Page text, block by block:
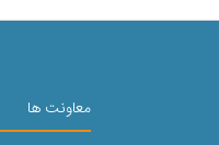
معاونت ها